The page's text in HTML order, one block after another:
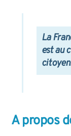
La
est au
A propos